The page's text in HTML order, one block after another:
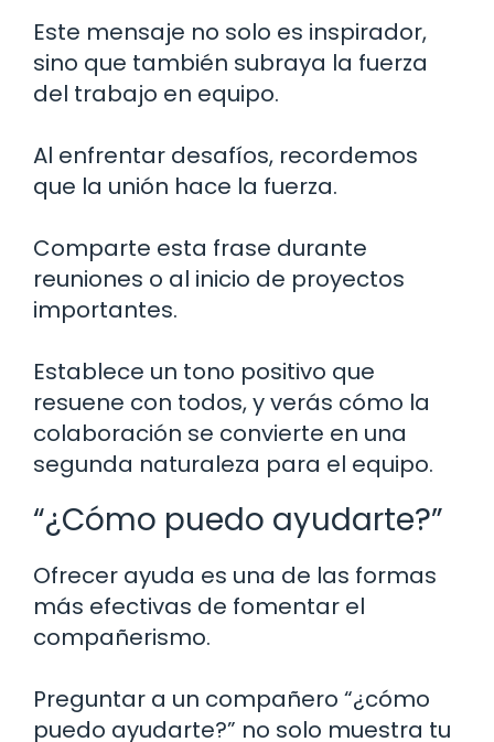
Este mensaje no solo es inspirador,
sino que también subraya la fuerza
del trabajo en equipo.
Al enfrentar desafíos, recordemos
que la unión hace la fuerza.
Comparte esta frase durante
reuniones o al inicio de proyectos
importantes.
Establece un tono positivo que
resuene con todos, y verás cómo la
colaboración se convierte en una
segunda naturaleza para el equipo.
“¿Cómo puedo ayudarte?”
Ofrecer ayuda es una de las formas
más efectivas de fomentar el
compañerismo.
Preguntar a un compañero “¿cómo
puedo ayudarte?” no solo muestra tu